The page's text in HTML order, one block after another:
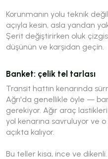
Korunmanın yolu teknik
açıyla kesin, asla yandan
Şerit değiştirirken oluk
düşünün ve karşıdan geçin.
Banket: çelik tel tarlası
Transit hattın kenarında
Ağrı'da genellikle öyle —
gerekiyor. Ağır araç
yol kenarına savruluyor ve
açıkta kalıyor.
Bu teller kısa, ince ve